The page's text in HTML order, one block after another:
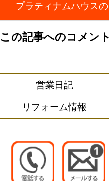
プラティナムハウスの
この記事へのコメント
営業日記
リフォーム情報